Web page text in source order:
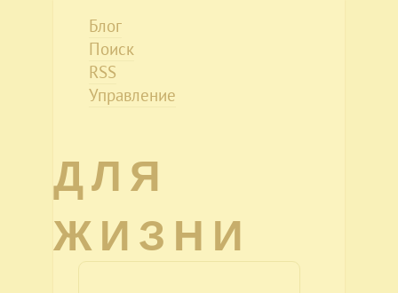
Блог
Поиск
RSS
Управление
ДЛЯ
ЖИЗНИ